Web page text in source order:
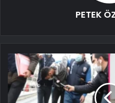
PETEK